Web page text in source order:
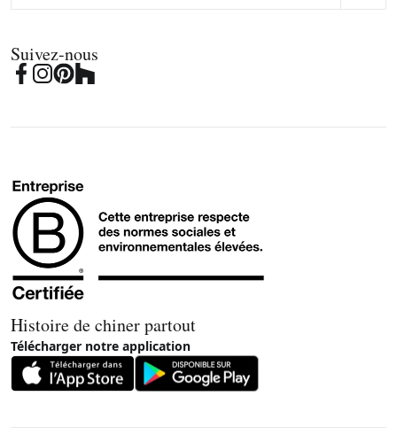
Suivez-nous
Histoire de chiner partout
Télécharger notre application